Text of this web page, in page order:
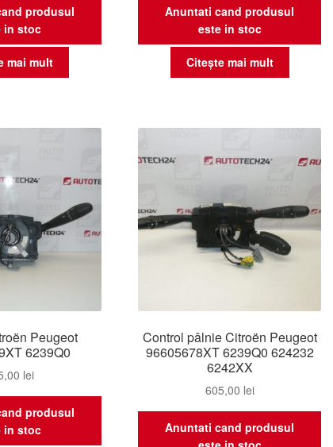
produsul
in stoc
mai mult
Anuntati cand produsul
este in stoc
Citește mai mult
Peugeot
6239Q0
lei
produsul
in stoc
Control pâlnie Citroën Peugeot
96605678XT 6239Q0 624232
6242XX
605,00 lei
Anuntati cand produsul